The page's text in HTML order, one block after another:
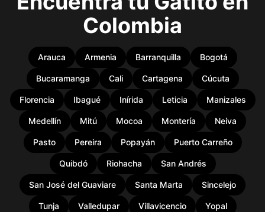
Colombia
Arauca Armenia Barranquilla Bogotá
Bucaramanga Cali Cartagena Cúcuta
Florencia Ibagué Inírida Leticia Manizales
Medellín Mitú Mocoa Montería Neiva
Pasto Pereira Popayán Puerto Carreño
Quibdó Riohacha San Andrés
San José del Guaviare Santa Marta Sincelejo
Tunja Valledupar Villavicencio Yopal